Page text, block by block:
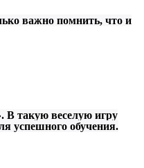
важно помнить, что и
В такую веселую игру
успешного обучения.